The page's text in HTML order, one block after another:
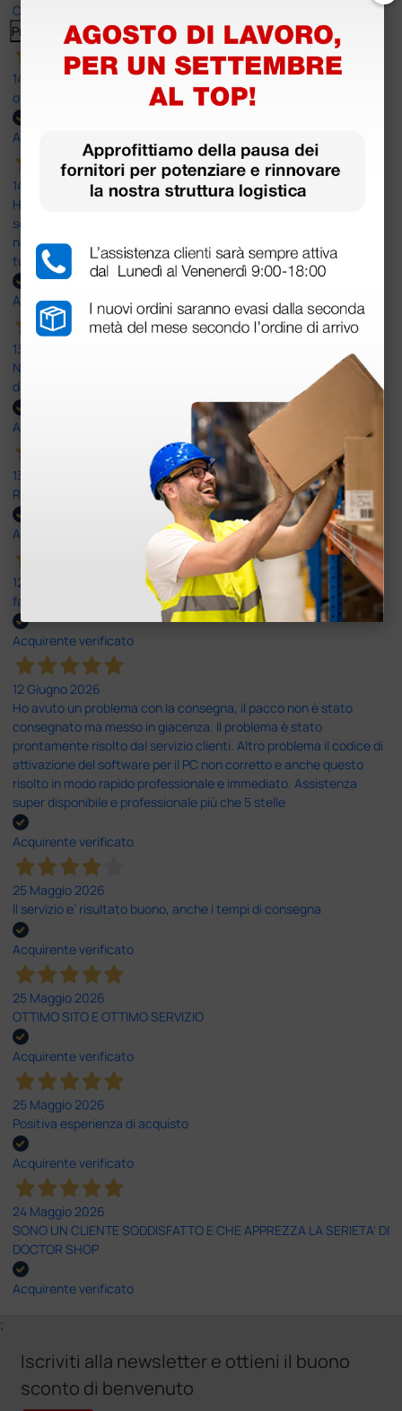
Clicca qui per leggerle tutte >
Precedente Successivo
14 Luglio 2026
ottima
Acquirente verificato
14 Luglio 2026
Ho acquistato un ecografo da Doctor Shop e sono rimasto molto
soddisfatto dell'esperienza. Apparecchiatura di qualità, consegna
nei tempi previsti e un servizio clienti disponibile che ha risposto a
tutti i miei dubbi prima dell'acquisto. Consigliato
Acquirente verificato
13 Luglio 2026
Nulla da eccepire. Tutto estremamente chiaro e corretto,
dall’ordine alla consegna.
Acquirente verificato
13 Luglio 2026
Rapidi, disponibili ben forniti
Acquirente verificato
12 Giugno 2026
facilità di acquisto e puntualità
Acquirente verificato
12 Giugno 2026
Ho avuto un problema con la consegna, il pacco non è stato
consegnato ma messo in giacenza. Il problema è stato
prontamente risolto dal servizio clienti. Altro problema il codice di
attivazione del software per il PC non corretto e anche questo
risolto in modo rapido professionale e immediato. Assistenza
super disponibile e professionale più che 5 stelle
Acquirente verificato
25 Maggio 2026
Il servizio e’ risultato buono, anche i tempi di consegna
Acquirente verificato
25 Maggio 2026
OTTIMO SITO E OTTIMO SERVIZIO
Acquirente verificato
25 Maggio 2026
Positiva esperienza di acquisto
Acquirente verificato
24 Maggio 2026
SONO UN CLIENTE SODDISFATTO E CHE APPREZZA LA SERIETA' DI
DOCTOR SHOP
Acquirente verificato
;
Iscriviti alla newsletter e ottieni il buono
sconto di benvenuto